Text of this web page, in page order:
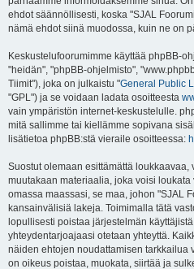
ehdot säännöllisesti, koska "SJAL
nämä ehdot siinä muodossa, kuin ne on
Keskustelufoorumimme käyttää phpBB-
"heidän", "phpBB-ohjelmisto",
Tiimit"), joka on julkaistu "General Public
"GPL") ja se voidaan ladata osoitteesta
vain ympäristön internet-keskustelulle.
mitä sallimme tai kiellämme sopivana
lisätietoa phpBB:stä vieraile osoitteessa:
Suostut olemaan esittämättä
muutakaan materiaalia, joka voisi
omassa maassasi, se maa, johon "SJAL
kansainvälisiä lakeja. Toimimalla tätä
lopullisesti poistaa järjestelmän
yhteydentarjoajaasi otetaan yhteyttä.
näiden ehtojen noudattamisen tarkkailua
on oikeus poistaa, muokata, siirtää ja